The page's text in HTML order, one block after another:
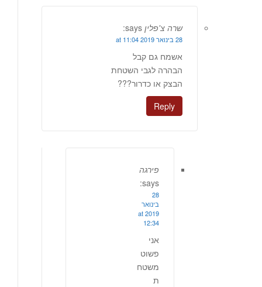
שרה צ'פלין says:
28 בינואר 2019 at 11:04
אשמח גם קבל
הבהרה לגבי השטחת
הבצק או כדרור???
Reply
פירגה
says:
28
בינואר
2019 at
12:34
אני
פשוט
משטח
ת